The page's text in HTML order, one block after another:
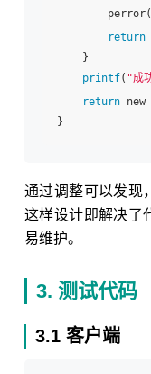
perror(
return
}
printf( "成
return new
通过调整可以发现
这样设计即解决了
易维护。
3. 测试代码
3.1 客户端